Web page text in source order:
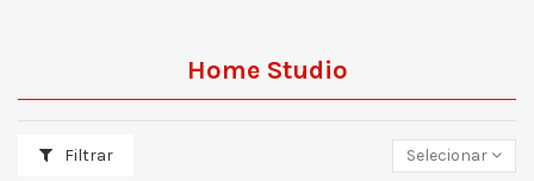
Home Studio
Filtrar Selecionar